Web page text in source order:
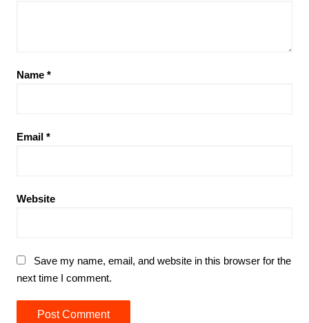
Name *
Email *
Website
Save my name, email, and website in this browser for the
next time I comment.